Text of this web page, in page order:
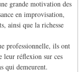
grande motivation des
en improvisation,
ainsi que la richesse
professionnelle, ils ont
leur réflexion sur ces
qui demeurent.